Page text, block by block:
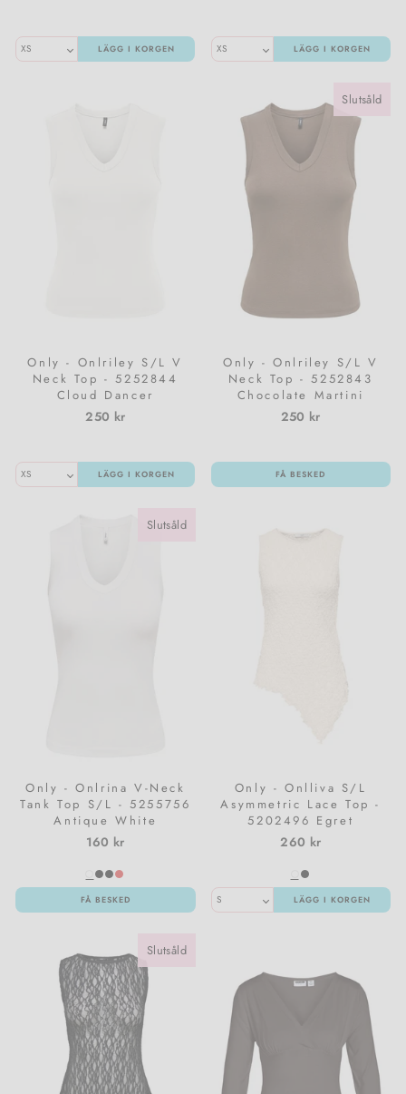
LÄGG I KORGEN LÄGG I KORGEN
Only - Onlriley S/L V
Neck Top - 5252844
Cloud Dancer
250 kr
LÄGG I KORGEN
Slutsåld
Only - Onlriley S/L V
Neck Top - 5252843
Chocolate Martini
250 kr
FÅ BESKED
Slutsåld
Only - Onlrina V-Neck
Tank Top S/L - 5255756
Antique White
160 kr
FÅ BESKED
Only - Onlliva S/L
Asymmetric Lace Top -
5202496 Egret
260 kr
LÄGG I KORGEN
Slutsåld